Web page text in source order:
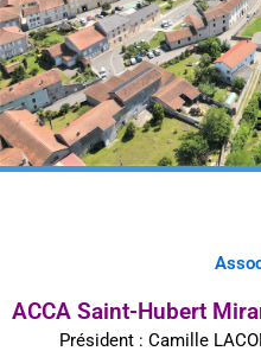
ACCA Saint-Hubert
Président : Camille